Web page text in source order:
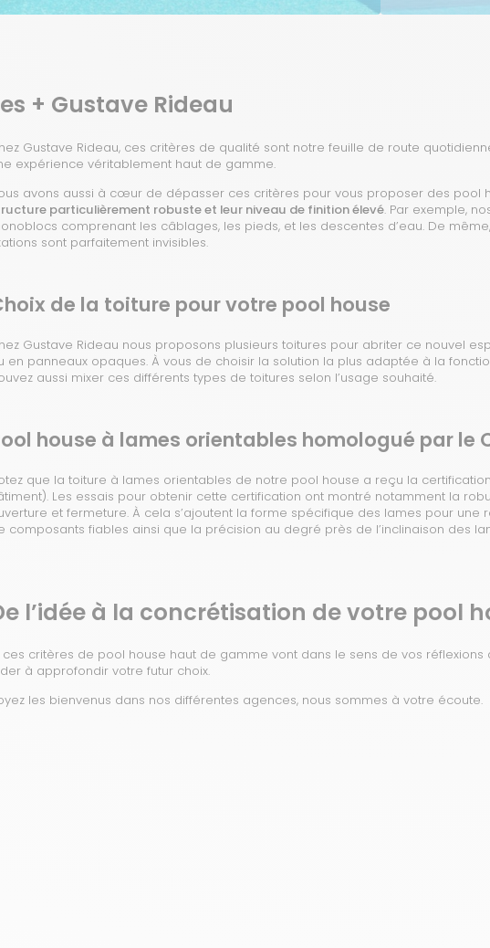
+ Gustave Rideau
Gustave Rideau, ces critères de qualité sont notre feuille de route
expérience véritablement haut de gamme.
avons aussi à cœur de dépasser ces critères pour vous proposer des pool
particulièrement robuste et leur niveau de finition élevé. Par exemple,
comprenant les câblages, les pieds, et les descentes d’eau. De
sont parfaitement invisibles.
de la toiture pour votre pool house
Gustave Rideau nous proposons plusieurs toitures pour abriter ce nouvel
en panneaux opaques. À vous de choisir la solution la plus adaptée à la
aussi mixer ces différents types de toitures selon l’usage souhaité.
house à lames orientables homologué par le
que la toiture à lames orientables de notre pool house a reçu la
Les essais pour obtenir cette certification ont montré notamment la
et fermeture. À cela s’ajoutent la forme spécifique des lames pour
composants fiables ainsi que la précision au degré près de l’inclinaison des
l’idée à la concrétisation de votre pool
ces critères de pool house haut de gamme vont dans le sens de vos
à approfondir votre futur choix.
les bienvenus dans nos différentes agences, nous sommes à votre écoute.